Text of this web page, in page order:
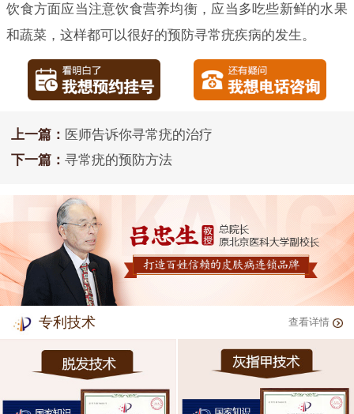
饮食方面应当注意饮食营养均衡，应当多吃些新鲜的水果
和蔬菜，这样都可以很好的预防寻常疣疾病的发生。
上一篇： 医师告诉你寻常疣的治疗
下一篇： 寻常疣的预防方法
专利技术 查看详情